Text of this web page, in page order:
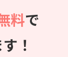
料で
！